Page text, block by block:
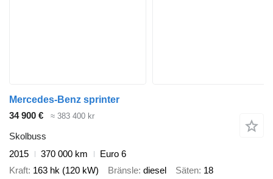
Mercedes-Benz sprinter
34 900 €
≈ 383 400 kr
Skolbuss
2015
370 000 km
Euro 6
Kraft 163 hk (120 kW) Bränsle diesel Säten 18